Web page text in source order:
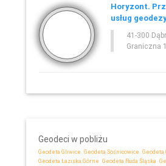
Horyzont.
usług
41-300
Graniczna
Geodeci w pobliżu
Geodeta Gliwice Geodeta Sośnicowice Geodeta
Geodeta Łaziska Górne Geodeta Ruda Śląska